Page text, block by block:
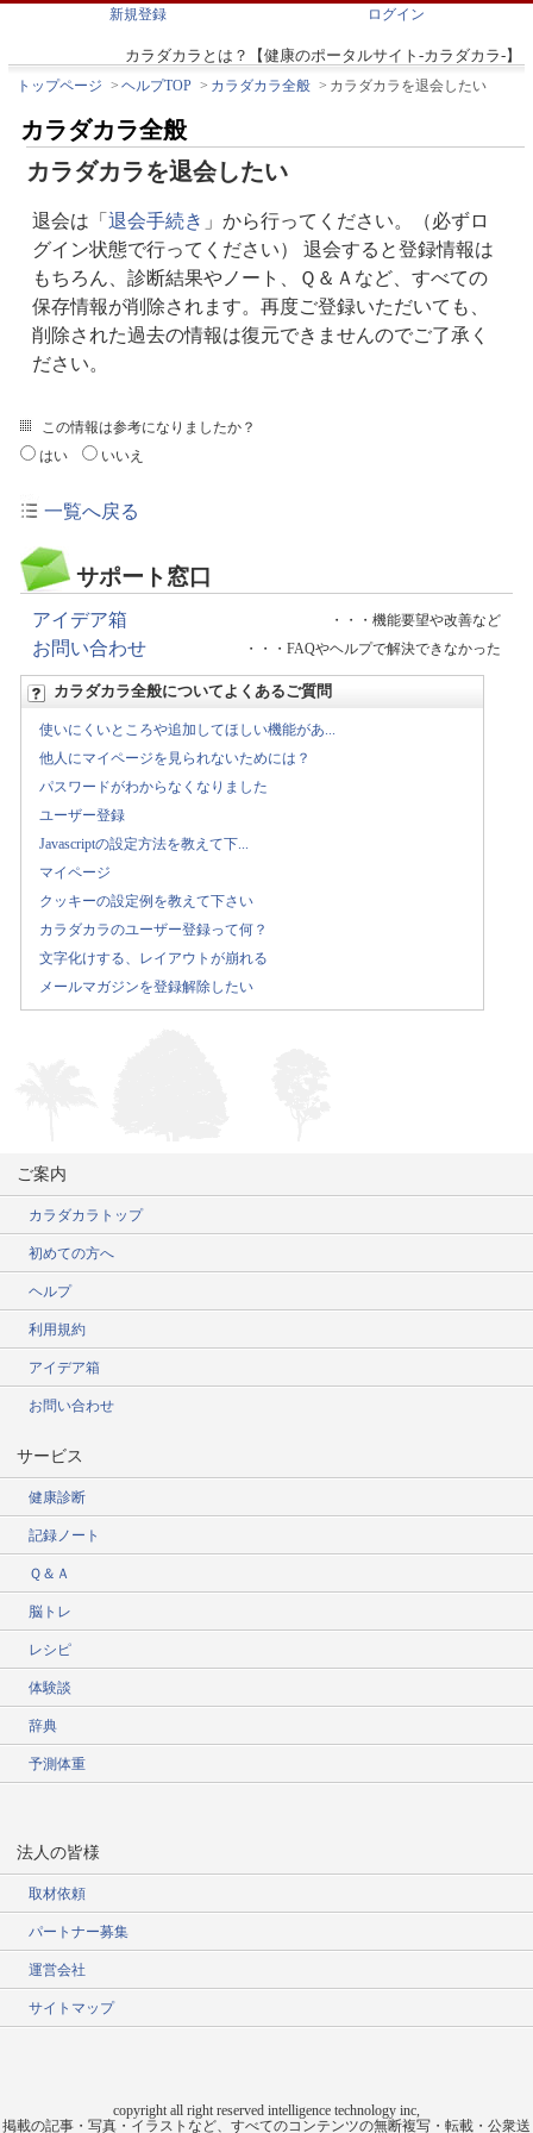
カラダカラとは？【健康のポータルサイト-カラダカラ-】
新規登録 ログイン
トップページ > ヘルプTOP > カラダカラ全般 > カラダカラを退会したい
カラダカラ全般
カラダカラを退会したい
退会は「 退会手続き 」から行ってください。（必ずロ
グイン状態で行ってください） 退会すると登録情報は
もちろん、診断結果やノート、Ｑ＆Ａなど、すべての
保存情報が削除されます。再度ご登録いただいても、
削除された過去の情報は復元できませんのでご了承く
ださい。
この情報は参考になりましたか？
はい
いいえ
一覧へ戻る
サポート窓口
アイデア箱 ・・・機能要望や改善など
お問い合わせ ・・・FAQやヘルプで解決できなかった
カラダカラ全般についてよくあるご質問
使いにくいところや追加してほしい機能があ...
他人にマイページを見られないためには？
パスワードがわからなくなりました
ユーザー登録
Javascriptの設定方法を教えて下...
マイページ
クッキーの設定例を教えて下さい
カラダカラのユーザー登録って何？
文字化けする、レイアウトが崩れる
メールマガジンを登録解除したい
ご案内
カラダカラトップ
初めての方へ
ヘルプ
利用規約
アイデア箱
お問い合わせ
サービス
健康診断
記録ノート
Ｑ＆Ａ
脳トレ
レシピ
体験談
辞典
予測体重
法人の皆様
取材依頼
パートナー募集
運営会社
サイトマップ
copyright all right reserved intelligence technology inc,
掲載の記事・写真・イラストなど、すべてのコンテンツの無断複写・転載・公衆送